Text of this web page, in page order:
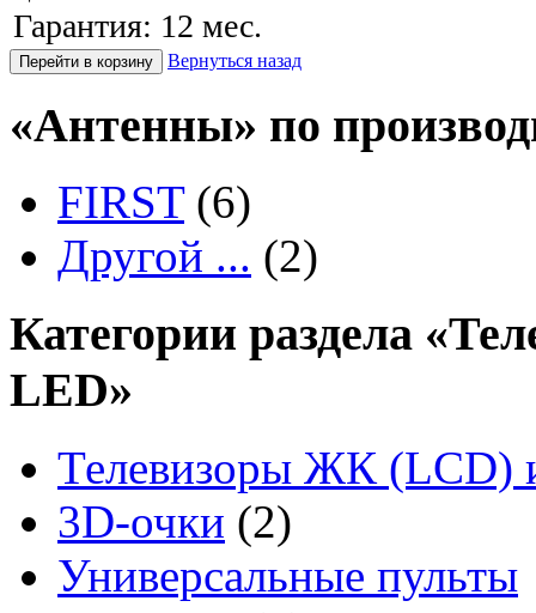
Гарантия: 12 мес.
Вернуться назад
«Антенны» по
FIRST(6)
Другой ... (2)
Категории раздела
LED»
Телевизоры ЖК (LCD)
3D-очки (2)
Универсальные пульты